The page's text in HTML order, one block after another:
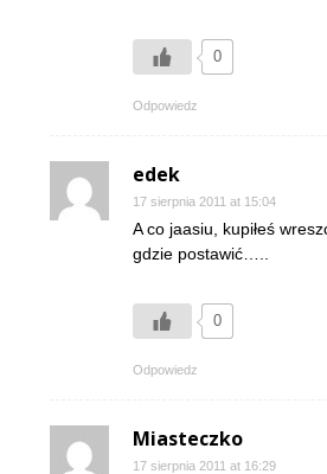
0
Odpowiedz
edek
17 sierpnia 2011 at 15:04
A co jaasiu, kupiłeś
gdzie postawić…..
0
Odpowiedz
Miasteczko
17 sierpnia 2011 at 16:29